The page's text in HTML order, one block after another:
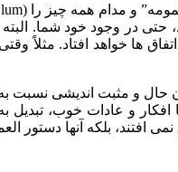
در وجود خود شما. البته
ها خواهد افتاد. مثلاً
حال و مثبت اندیشی
و عادات خوب، تبدیل